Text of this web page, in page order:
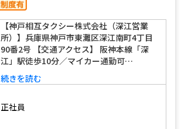
【神戸相互タクシー株式会社（深江営業
所）】兵庫県神戸市東灘区深江南町4丁目
90番2号 【交通アクセス】 阪神本線「深
江」駅徒歩10分／マイカー通勤可…
続きを読む
正社員